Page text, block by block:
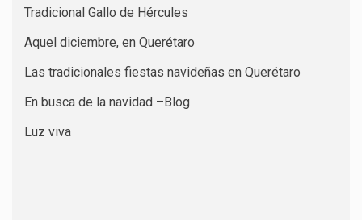
Tradicional Gallo de Hércules
Aquel diciembre, en Querétaro
Las tradicionales fiestas navideñas en Querétaro
En busca de la navidad –Blog
Luz viva